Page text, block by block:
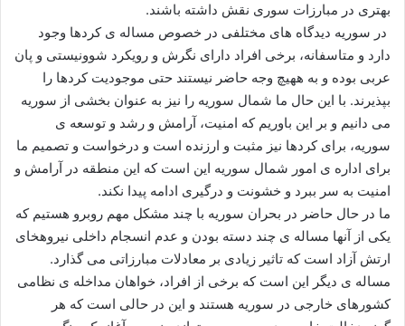
بهتری در مبارزات سوری نقش داشته باشند.
در سوریه دیدگاه های مختلفی در خصوص مساله ی کردها وجود
دارد و متاسفانه، برخی افراد دارای نگرش و رویکرد شوونیستی و پان
عربی بوده و به ههیچ وجه حاضر نیستند حتی موجودیت کردها را
بپذیرند. با این حال ما شمال سوریه را نیز به عنوان بخشی از سوریه
می دانیم و بر این باوریم که امنیت، آرامش و رشد و توسعه ی
سوریه، برای کردها نیز مثبت و ارزنده است و درخواست و تصمیم ما
برای اداره ی امور شمال سوریه این است که این منطقه در آرامش و
امنیت به سر ببرد و خشونت و درگیری ادامه پیدا نکند.
ما در حال حاضر در بحران سوریه با چند مشکل مهم روبرو هستیم که
یکی از آنها مساله ی چند دسته بودن و عدم انسجام داخلی نیروهخای
ارتش آزاد است که تاثیر زیادی بر معادلات مبارزاتی می گذارد.
مساله ی دیگر این است که برخی از افراد، خواهان مداخله ی نظامی
کشورهای خارجی در سوریه هستند و این در حالی است که هر